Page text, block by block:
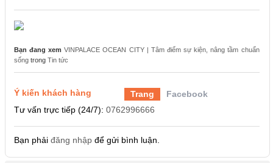
Bạn đang xem VINPALACE OCEAN CITY | Tâm điểm sự kiện, nâng tầm chuẩn
sống trong Tin tức
Ý kiến khách hàng Trang
Facebook
Tư vấn trực tiếp (24/7): 0762996666
Bạn phải đăng nhập để gửi bình luận.